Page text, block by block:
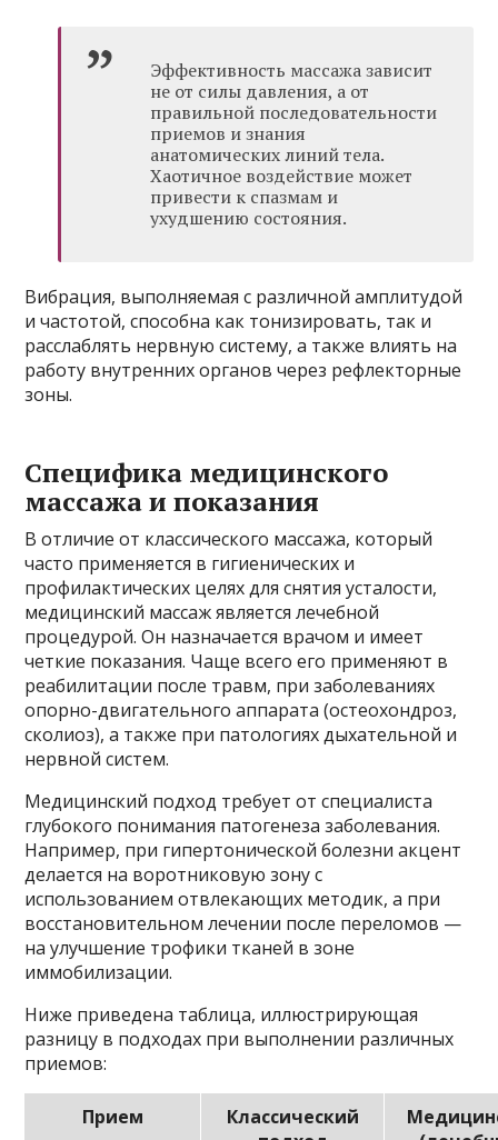
Эффективность массажа зависит
не от силы давления, а от
правильной последовательности
приемов и знания
анатомических линий тела.
Хаотичное воздействие может
привести к спазмам и
ухудшению состояния.
Вибрация, выполняемая с различной амплитудой
и частотой, способна как тонизировать, так и
расслаблять нервную систему, а также влиять на
работу внутренних органов через рефлекторные
зоны.
Специфика медицинского
массажа и показания
В отличие от классического массажа, который
часто применяется в гигиенических и
профилактических целях для снятия усталости,
медицинский массаж является лечебной
процедурой. Он назначается врачом и имеет
четкие показания. Чаще всего его применяют в
реабилитации после травм, при заболеваниях
опорно-двигательного аппарата (остеохондроз,
сколиоз), а также при патологиях дыхательной и
нервной систем.
Медицинский подход требует от специалиста
глубокого понимания патогенеза заболевания.
Например, при гипертонической болезни акцент
делается на воротниковую зону с
использованием отвлекающих методик, а при
восстановительном лечении после переломов —
на улучшение трофики тканей в зоне
иммобилизации.
Ниже приведена таблица, иллюстрирующая
разницу в подходах при выполнении различных
приемов:
Прием
Классический